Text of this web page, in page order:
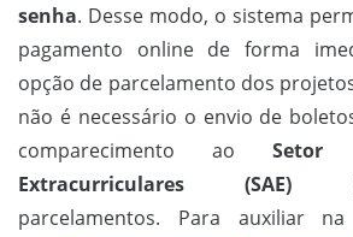
senha. Desse modo, o sistema
pagamento online de forma
opção de parcelamento dos
não é necessário o envio de
comparecimento ao Setor
Extracurriculares (SAE)
parcelamentos. Para auxiliar